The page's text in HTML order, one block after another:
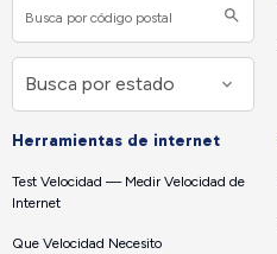
Herramientas de internet
Test Velocidad — Medir Velocidad de
Internet
Que Velocidad Necesito